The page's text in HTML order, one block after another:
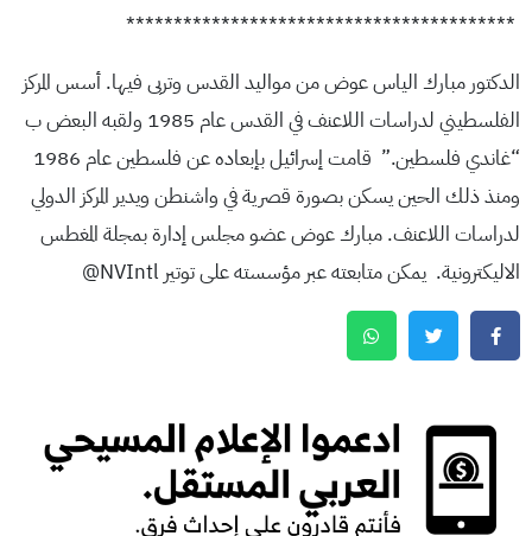
*****************************************
الدكتور مبارك الياس عوض من مواليد القدس وتربى فيها. أسس المركز
الفلسطيني لدراسات اللاعنف في القدس عام 1985 ولقبه البعض ب
“غاندي فلسطين.” قامت إسرائيل بإبعاده عن فلسطين عام 1986
ومنذ ذلك الحين يسكن بصورة قصرية في واشنطن ويدير المركز الدولي
لدراسات اللاعنف. مبارك عوض عضو مجلس إدارة بمجلة المغطس
الاليكترونية. يمكن متابعته عبر مؤسسته على توتير NVIntl@